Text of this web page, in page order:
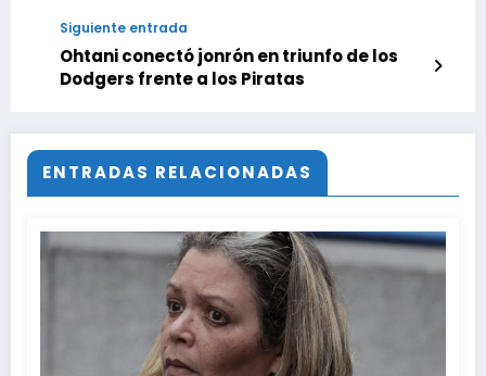
Siguiente entrada
Ohtani conectó jonrón en triunfo de los
Dodgers frente a los Piratas
ENTRADAS RELACIONADAS